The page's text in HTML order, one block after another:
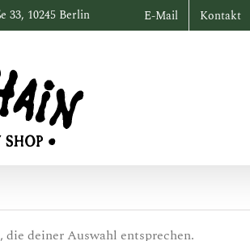
33, 10245 Berlin E-Mail Kontakt
deiner Auswahl entsprechen.